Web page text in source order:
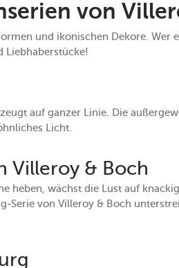
von
und ikonischen Dekore. Wer
Liebhaberstücke!
auf ganzer Linie. Die
Licht.
Villeroy & Boch
heben, wächst die Lust auf
Serie von Villeroy & Boch